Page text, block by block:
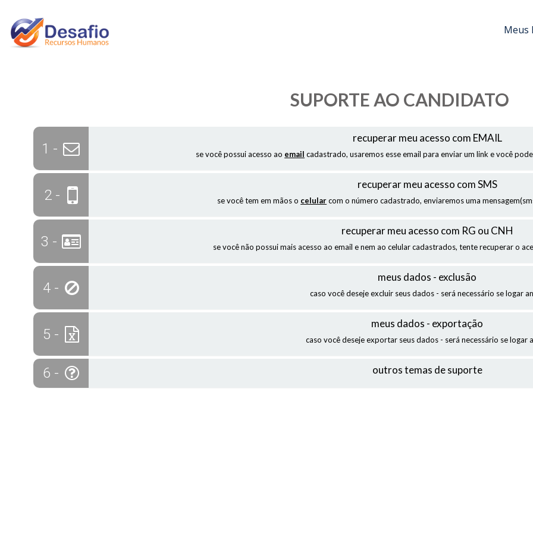
Meus
SUPORTE AO CANDIDATO
1 -
recuperar meu acesso com EMAIL
se você possui acesso ao email cadastrado, usaremos esse email para enviar um link e você
2 -
recuperar meu acesso com SMS
se você tem em mãos o celularcom o número cadastrado, enviaremos uma
3 -
recuperar meu acesso com RG ou CNH
se você não possui mais acesso ao email e nem ao celular cadastrados, tente recuperar o
4 -
meus dados - exclusão
caso você deseje excluir seus dados - será necessário se logar
5 -
meus dados - exportação
caso você deseje exportar seus dados - será necessário se logar
6 - outros temas de suporte